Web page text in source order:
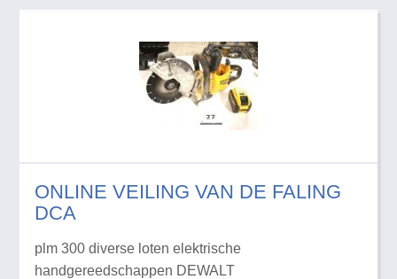
ONLINE VEILING VAN DE FALING
DCA
plm 300 diverse loten elektrische
handgereedschappen DEWALT